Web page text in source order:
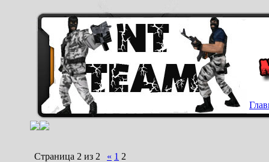
Страница 2 из 2 « 1 2